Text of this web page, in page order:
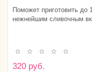
Поможет приготовить до
нежнейшим сливочным
320 руб.